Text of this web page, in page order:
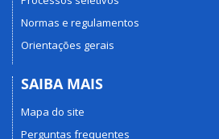
Normas e regulamentos
Orientações gerais
SAIBA MAIS
Mapa do site
Perguntas frequentes